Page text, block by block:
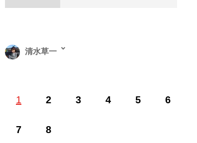
1 2 3 4 5 6
7 8
清水草一
ター。『
そのフェラーリください!!
』をはじめとするお
路の謎
』などの著作で道路交通ジャーナリストとしても